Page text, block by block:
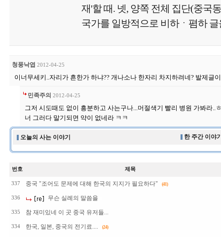
재'할 때. 넷, 양쪽 전체 집단(중국
국가를 일방적으로 비하ㆍ폄하 글
청풍낙엽 2012-04-25
이너무세키..자리가 흔한가 하냐?? 개나소나 한자리 차지하려네? 발제글
민족주의 2012-04-25
그저 시도때도 없이 흥분하고 사는구나...머절색기 빨리 병원 가봐라..
너 그러다 말기되면 약이 없네라 ㅋㅋ
오늘의 사는 이야기 한 주간 이야
번호 제목
337 중국 "조어도 문제에 대해 한국의 지지가 필요하다" (41)
336 무슨 실례의 말씀을
335 참 재미있네 이 곳 중국 유저들...
334 한국, 일본, 중국의 전기료.... (24)